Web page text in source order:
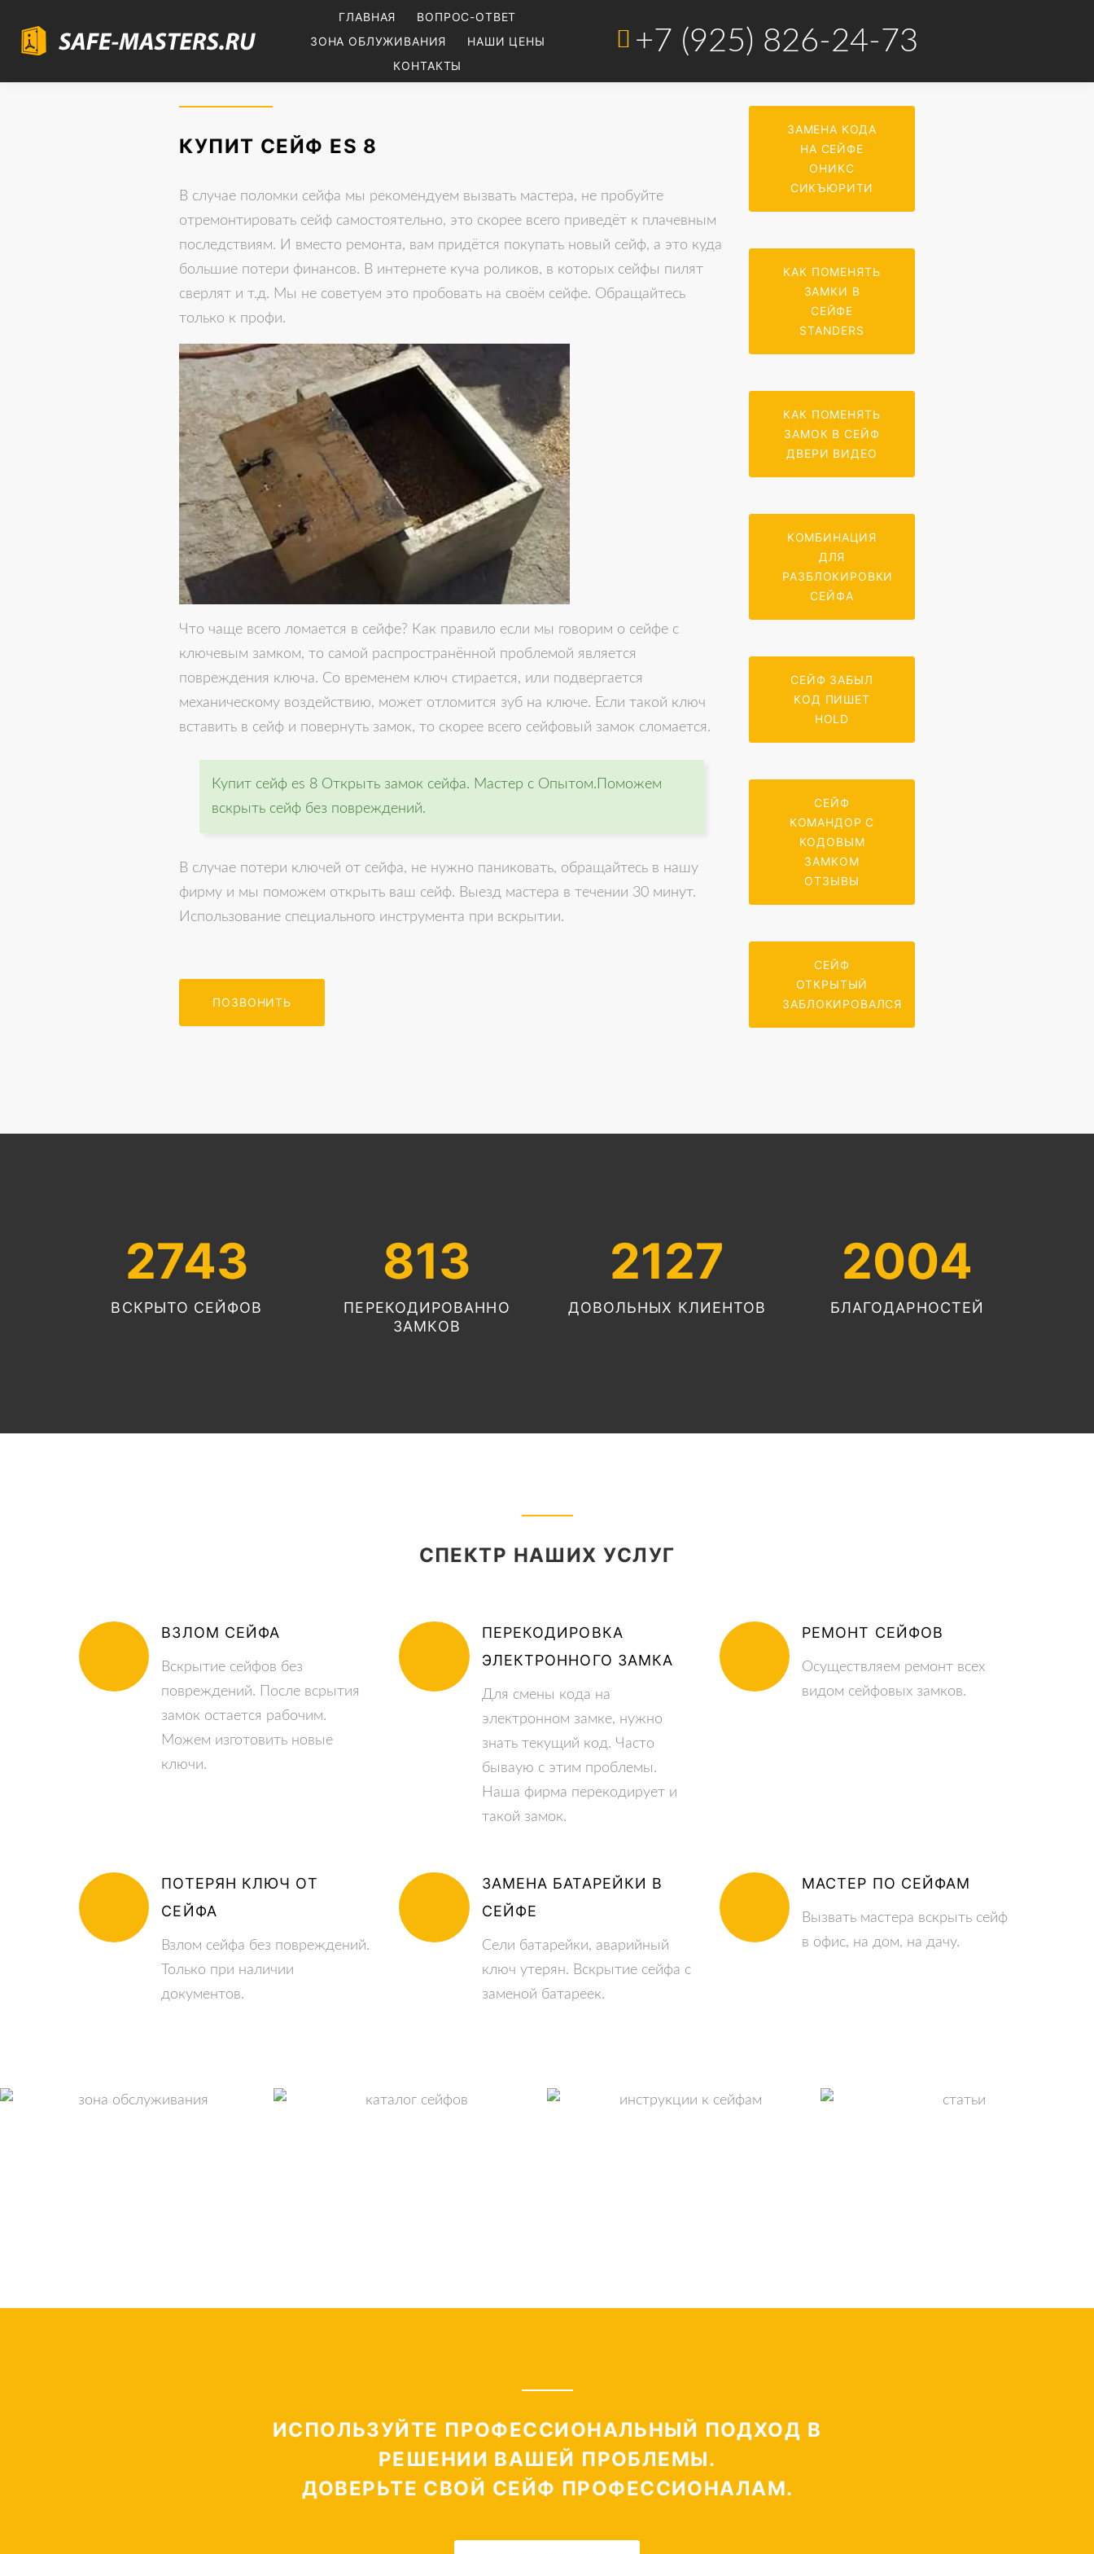
ГЛАВНАЯ
ВОПРОС-ОТВЕТ
ЗОНА ОБЛУЖИВАНИЯ
НАШИ ЦЕНЫ
КОНТАКТЫ
+7 (925) 826-24-73
КУПИТ СЕЙФ ES 8
В случае поломки сейфа мы рекомендуем вызвать мастера, не пробуйте
отремонтировать сейф самостоятельно, это скорее всего приведёт к плачевным
последствиям. И вместо ремонта, вам придётся покупать новый сейф, а это куда
большие потери финансов. В интернете куча роликов, в которых сейфы пилят
сверлят и т.д. Мы не советуем это пробовать на своём сейфе. Обращайтесь
только к профи.
Что чаще всего ломается в сейфе? Как правило если мы говорим о сейфе с
ключевым замком, то самой распространённой проблемой является
повреждения ключа. Со временем ключ стирается, или подвергается
механическому воздействию, может отломится зуб на ключе. Если такой ключ
вставить в сейф и повернуть замок, то скорее всего сейфовый замок сломается.
Купит сейф es 8 Открыть замок сейфа. Мастер с Опытом.Поможем
вскрыть сейф без повреждений.
В случае потери ключей от сейфа, не нужно паниковать, обращайтесь в нашу
фирму и мы поможем открыть ваш сейф. Выезд мастера в течении 30 минут.
Использование специального инструмента при вскрытии.
ПОЗВОНИТЬ
ЗАМЕНА КОДА
НА СЕЙФЕ
ОНИКС
СИКЪЮРИТИ
КАК ПОМЕНЯТЬ
ЗАМКИ В
СЕЙФЕ
STANDERS
КАК ПОМЕНЯТЬ
ЗАМОК В СЕЙФ
ДВЕРИ ВИДЕО
КОМБИНАЦИЯ
ДЛЯ
РАЗБЛОКИРОВКИ
СЕЙФА
СЕЙФ ЗАБЫЛ
КОД ПИШЕТ
HOLD
СЕЙФ
КОМАНДОР С
КОДОВЫМ
ЗАМКОМ
ОТЗЫВЫ
СЕЙФ
ОТКРЫТЫЙ
ЗАБЛОКИРОВАЛСЯ
2743
ВСКРЫТО СЕЙФОВ
813
ПЕРЕКОДИРОВАННО
ЗАМКОВ
2127
ДОВОЛЬНЫХ КЛИЕНТОВ
2004
БЛАГОДАРНОСТЕЙ
СПЕКТР НАШИХ УСЛУГ
ВЗЛОМ СЕЙФА
Вскрытие сейфов без
повреждений. После всрытия
замок остается рабочим.
Можем изготовить новые
ключи.
ПЕРЕКОДИРОВКА
ЭЛЕКТРОННОГО ЗАМКА
Для смены кода на
электронном замке, нужно
знать текущий код. Часто
бываую с этим проблемы.
Наша фирма перекодирует и
такой замок.
РЕМОНТ СЕЙФОВ
Осуществляем ремонт всех
видом сейфовых замков.
ПОТЕРЯН КЛЮЧ ОТ
СЕЙФА
Взлом сейфа без повреждений.
Только при наличии
документов.
ЗАМЕНА БАТАРЕЙКИ В
СЕЙФЕ
Сели батарейки, аварийный
ключ утерян. Вскрытие сейфа с
заменой батареек.
МАСТЕР ПО СЕЙФАМ
Вызвать мастера вскрыть сейф
в офис, на дом, на дачу.
ИСПОЛЬЗУЙТЕ ПРОФЕССИОНАЛЬНЫЙ ПОДХОД В
РЕШЕНИИ ВАШЕЙ ПРОБЛЕМЫ.
ДОВЕРЬТЕ СВОЙ СЕЙФ ПРОФЕССИОНАЛАМ.